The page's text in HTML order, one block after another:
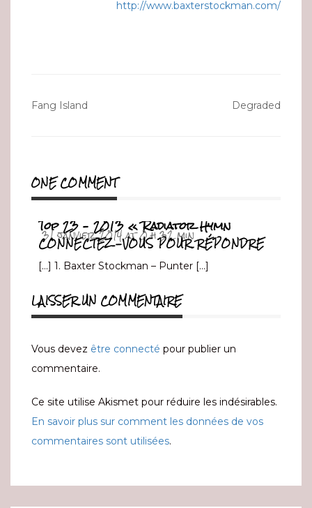
http://www.baxterstockman.com/
Navigation
Fang Island Degraded
ONE COMMENT
Top 23 – 2013 « Radiator Hymn
31 janvier 2014 at 0 h 32 min
CONNECTEZ-VOUS POUR RÉPONDRE
[…] 1. Baxter Stockman – Punter […]
LAISSER UN COMMENTAIRE
Vous devez être connecté pour publier un
commentaire.
Ce site utilise Akismet pour réduire les indésirables.
En savoir plus sur comment les données de vos
commentaires sont utilisées.